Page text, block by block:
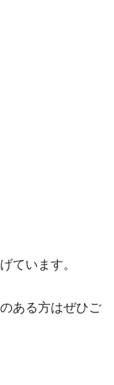
ています。
ある方はぜひご